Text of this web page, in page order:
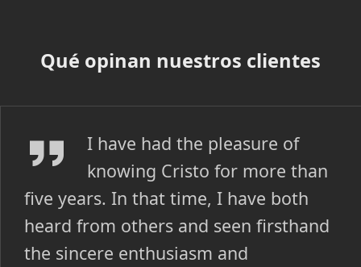
Qué opinan nuestros clientes
Elizabeth Kapelus
I have had the pleasure of
knowing Cristo for more than
five years. In that time, I have both
heard from others and seen firsthand
the sincere enthusiasm and